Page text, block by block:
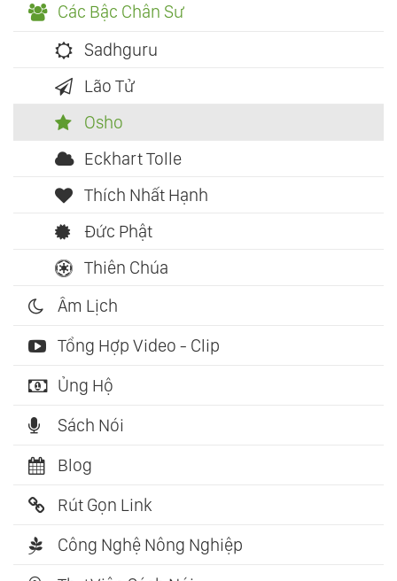
Các Bậc Chân Sư
Sadhguru
Lão Tử
Osho
Eckhart Tolle
Thích Nhất Hạnh
Đức Phật
Thiên Chúa
Âm Lịch
Tổng Hợp Video - Clip
Ủng Hộ
Sách Nói
Blog
Rút Gọn Link
Công Nghệ Nông Nghiệp